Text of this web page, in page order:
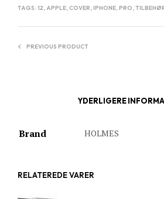
TAGS: 12,APPLE, COVER,IPHONE,PRO,
PREVIOUS PRODUCT
YDERLIGERE
Brand HOLMES
RELATEREDE VARER